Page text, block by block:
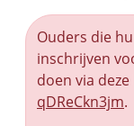
Ouders die
inschrijven
doen via deze
qDReCkn3jm.